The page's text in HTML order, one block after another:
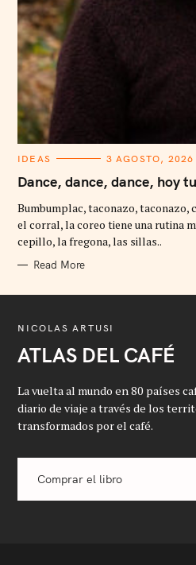
C
T
E
O
R
I
E
IDEAS 3 AGOSTO, 2026
Dance, dance, dance, hoy
Bumbumplac, taconazo, taconazo,
el corral, la coreo tiene una rutina
cepillo, la fregona, las sillas..
Read More
NICOLAS ARTUSI
ATLAS DEL CAFÉ
La vuelta al mundo en 80 países
diario de viaje a través de los
transformados por el café.
Comprar el libro